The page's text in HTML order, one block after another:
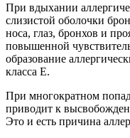
При вдыхании
слизистой оболочки
носа, глаз, бронхов и
повышенной
образование
класса Е.
При многократном
приводит к
Это и есть причина